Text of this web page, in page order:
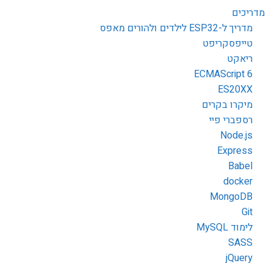
מדריכים
מדריך ל-ESP32 לילדים ולהורים מאפס
טייפסקריפט
ריאקט
ECMAScript 6
ES20XX
מיקרו בקרים
רספברי פיי
Node.js
Express
Babel
docker
MongoDB
Git
לימוד MySQL
SASS
jQuery